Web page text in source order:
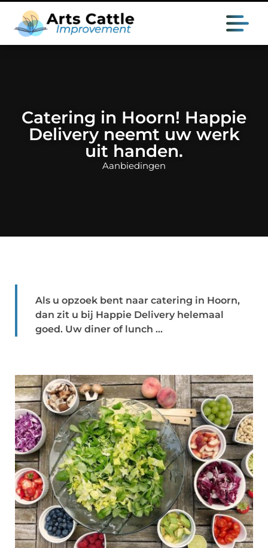
Catering in Hoorn! Happie
Delivery neemt uw werk
uit handen.
Aanbiedingen
Als u opzoek bent naar catering in Hoorn,
dan zit u bij Happie Delivery helemaal
goed. Uw diner of lunch ...